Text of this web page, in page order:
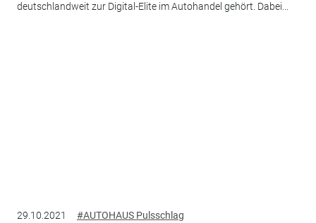
deutschlandweit zur Digital-Elite im Autohandel gehört. Dabei...
29.10.2021 #AUTOHAUS Pulsschlag